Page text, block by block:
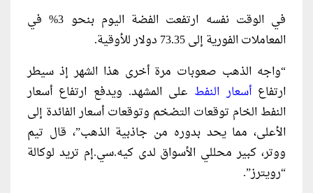
في الوقت نفسه ارتفعت الفضة اليوم بنحو 3% في
المعاملات ⁠الفورية ​إلى 73.35 دولار للأوقية.
“واجه الذهب صعوبات مرة أخرى هذا الشهر إذ سيطر
ارتفاع أسعار النفط على المشهد. ويدفع ارتفاع أسعار
النفط الخام ​توقعات التضخم وتوقعات أسعار الفائدة إلى
الأعلى، مما يحد بدوره ​من جاذبية الذهب”، قال تيم
ووتر، كبير ​محللي الأسواق لدى كيه.سي.إم تريد لوكالة
“رويترز”.